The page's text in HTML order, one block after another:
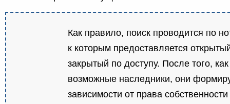
Как правило, поиск проводится по
к которым предоставляется
закрытый по доступу. После того,
возможные наследники, они
зависимости от права собственности